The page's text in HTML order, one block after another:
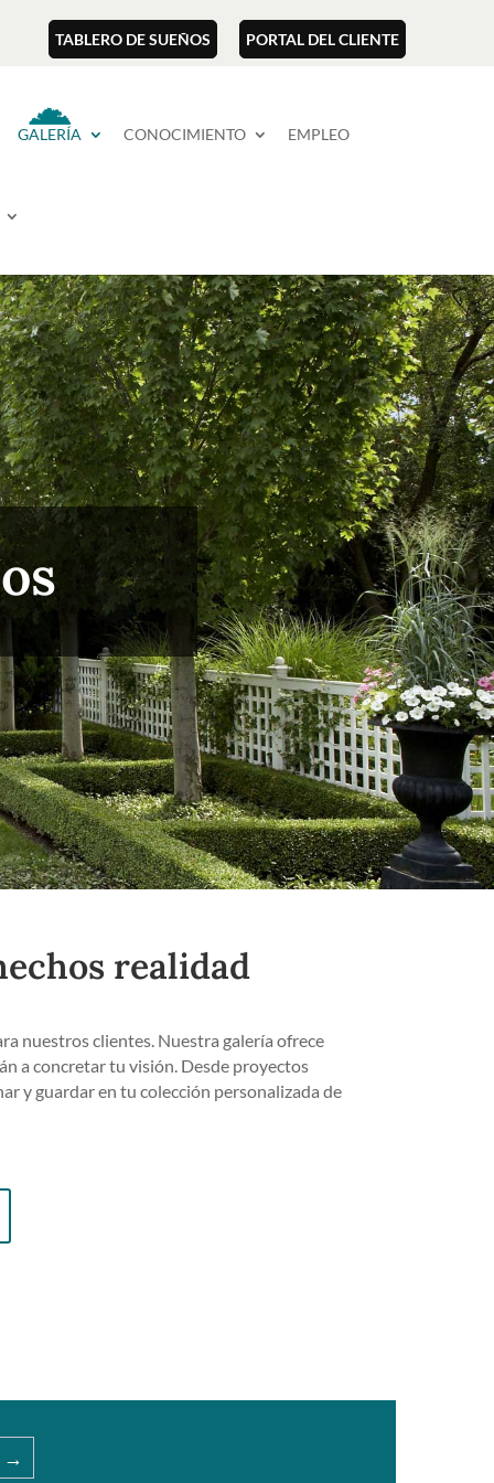
TABLERO DE SUEÑOS PORTAL DEL CLIENTE
GALERÍA CONOCIMIENTO EMPLEO
realidad
nuestros clientes. Nuestra galería ofrece
a concretar tu visión. Desde proyectos
y guardar en tu colección personalizada de
→